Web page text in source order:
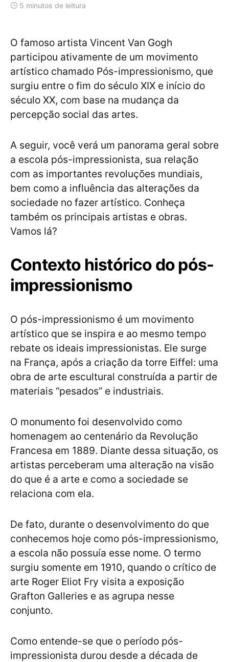
5 minutos de leitura
O famoso artista Vincent Van Gogh
participou ativamente de um movimento
artístico chamado Pós-impressionismo, que
surgiu entre o fim do século XIX e início do
século XX, com base na mudança da
percepção social das artes.
A seguir, você verá um panorama geral sobre
a escola pós-impressionista, sua relação
com as importantes revoluções mundiais,
bem como a influência das alterações da
sociedade no fazer artístico. Conheça
também os principais artistas e obras.
Vamos lá?
Contexto histórico do pós-
impressionismo
O pós-impressionismo é um movimento
artístico que se inspira e ao mesmo tempo
rebate os ideais impressionistas. Ele surge
na França, após a criação da torre Eiffel: uma
obra de arte escultural construída a partir de
materiais “pesados” e industriais.
O monumento foi desenvolvido como
homenagem ao centenário da Revolução
Francesa em 1889. Diante dessa situação, os
artistas perceberam uma alteração na visão
do que é a arte e como a sociedade se
relaciona com ela.
De fato, durante o desenvolvimento do que
conhecemos hoje como pós-impressionismo,
a escola não possuía esse nome. O termo
surgiu somente em 1910, quando o crítico de
arte Roger Eliot Fry visita a exposição
Grafton Galleries e as agrupa nesse
conjunto.
Como entende-se que o período pós-
impressionista durou desde a década de